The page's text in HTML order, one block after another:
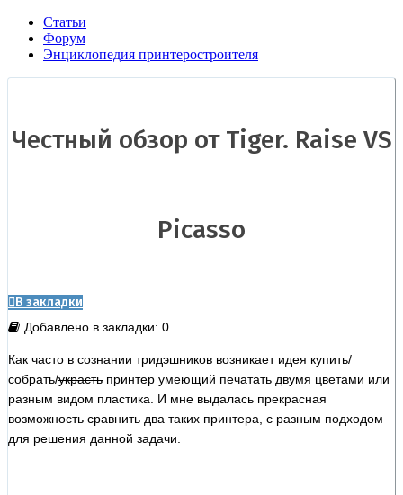
Статьи
Форум
Энциклопедия принтеростроителя
Честный обзор от Tiger. Raise VS
Picasso
В закладки
Добавлено в закладки: 0
Как часто в сознании тридэшников возникает идея купить/
собрать/украсть принтер умеющий печатать двумя цветами или
разным видом пластика. И мне выдалась прекрасная
возможность сравнить два таких принтера, с разным подходом
для решения данной задачи.